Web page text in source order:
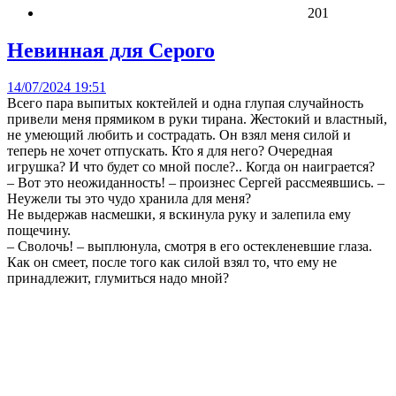
201
Невинная для Серого
14/07/2024 19:51
Всего пара выпитых коктейлей и одна глупая случайность
привели меня прямиком в руки тирана. Жестокий и властный,
не умеющий любить и сострадать. Он взял меня силой и
теперь не хочет отпускать. Кто я для него? Очередная
игрушка? И что будет со мной после?.. Когда он наиграется?
– Вот это неожиданность! – произнес Сергей рассмеявшись. –
Неужели ты это чудо хранила для меня?
Не выдержав насмешки, я вскинула руку и залепила ему
пощечину.
– Сволочь! – выплюнула, смотря в его остекленевшие глаза.
Как он смеет, после того как силой взял то, что ему не
принадлежит, глумиться надо мной?